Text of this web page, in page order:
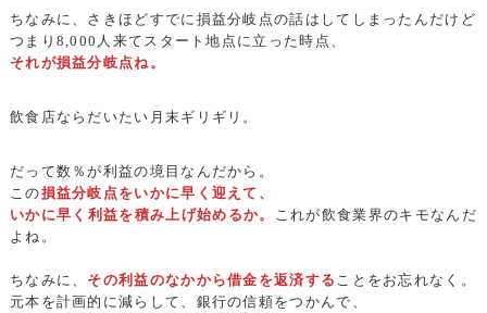
ちなみに、さきほどすでに損益分岐点の話はしてしまったんだけど
つまり8,000人来てスタート地点に立った時点、
それが損益分岐点ね。
飲食店ならだいたい月末ギリギリ。
だって数％が利益の境目なんだから。
この損益分岐点をいかに早く迎えて、
いかに早く利益を積み上げ始めるか。 これが飲食業界のキモなんだ
よね。
ちなみに、 その利益のなかから借金を返済する ことをお忘れなく。
元本を計画的に減らして、銀行の信頼をつかんで、